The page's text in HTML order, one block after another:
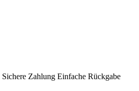
Sichere Zahlung Einfache Rückgabe